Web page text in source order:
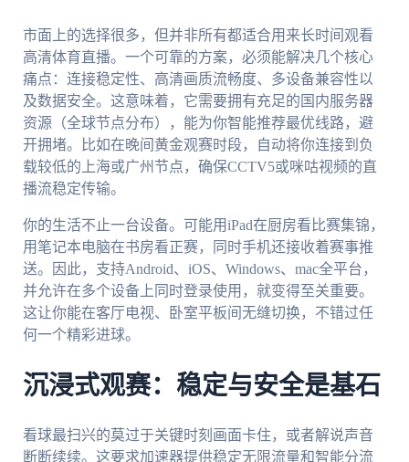
市面上的选择很多，但并非所有都适合用来长时间观看
高清体育直播。一个可靠的方案，必须能解决几个核心
痛点：连接稳定性、高清画质流畅度、多设备兼容性以
及数据安全。这意味着，它需要拥有充足的国内服务器
资源（全球节点分布），能为你智能推荐最优线路，避
开拥堵。比如在晚间黄金观赛时段，自动将你连接到负
载较低的上海或广州节点，确保CCTV5或咪咕视频的直
播流稳定传输。
你的生活不止一台设备。可能用iPad在厨房看比赛集锦，
用笔记本电脑在书房看正赛，同时手机还接收着赛事推
送。因此，支持Android、iOS、Windows、mac全平台，
并允许在多个设备上同时登录使用，就变得至关重要。
这让你能在客厅电视、卧室平板间无缝切换，不错过任
何一个精彩进球。
沉浸式观赛：稳定与安全是基石
看球最扫兴的莫过于关键时刻画面卡住，或者解说声音
断断续续。这要求加速器提供稳定无限流量和智能分流